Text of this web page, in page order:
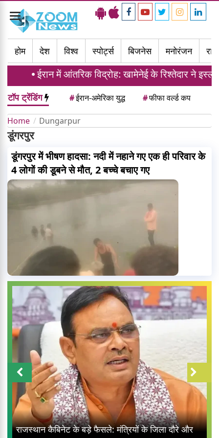
Toggle
navigation
होम
देश विश्व स्पोर्ट्स बिजनेस मनोरंजन
ईरान में आंतरिक विद्रोह: खामेनेई के रिश्तेदार ने
टॉप ट्रेंडिंग #ईरान-अमेरिका युद्ध #फीफा वर्ल्ड कप
Home Dungarpur
डूंगरपुर
डूंगरपुर में भीषण हादसा: नदी में नहाने गए एक ही परिवार के
4 लोगों की डूबने से मौत, 2 बच्चे बचाए गए
राजस्थान कैबिनेट के बड़े फैसले: मंत्रियों के जिला दौरे और